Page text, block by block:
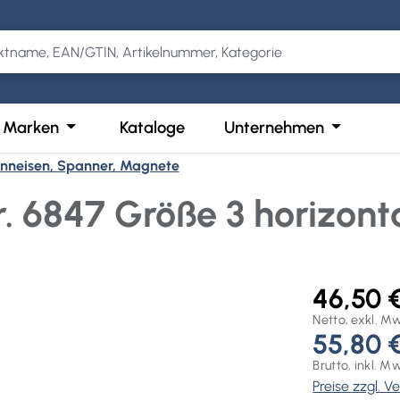
Produkte
Schließe das Dropdown der Kategorie Services
Marken Öffne oder Schließe das Dropdown der
Kataloge Unternehmen Öffne
Spanner, Magnete
6847 Größe 3
46,50
Netto, exkl.
55,80
Brutto, inkl.
Preise zzgl.